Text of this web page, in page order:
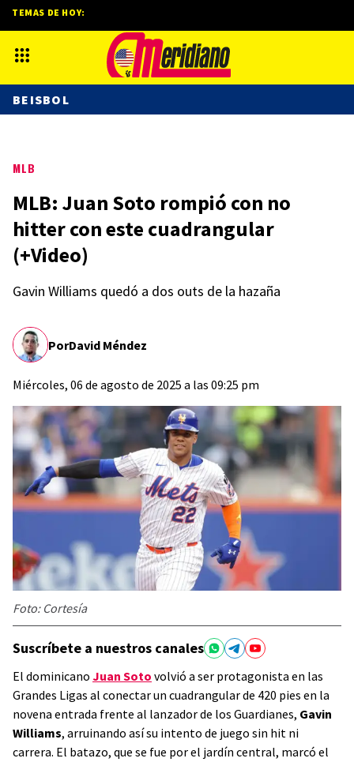
MLB
MLB: Juan Soto rompió con no
hitter con este cuadrangular
(+Video)
Gavin Williams quedó a dos outs de la hazaña
PorDavid Méndez
Miércoles, 06 de agosto de 2025 a las 09:25 pm
Foto: Cortesía
Suscríbete a nuestros canales
El dominicano Juan Soto volvió a ser protagonista en las
Grandes Ligas al conectar un cuadrangular de 420 pies en la
novena entrada frente al lanzador de los Guardianes, Gavin
Williams, arruinando así su intento de juego sin hit ni
carrera. El batazo, que se fue por el jardín central, marcó el
TEMAS DE HOY:
BEISBOL